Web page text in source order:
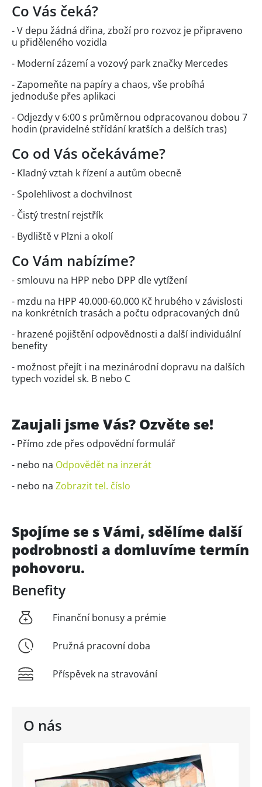
O nás
Co Vás čeká?
- V depu žádná dřina, zboží pro rozvoz je připraveno
u přiděleného vozidla
- Moderní zázemí a vozový park značky Mercedes
- Zapomeňte na papíry a chaos, vše probíhá
jednoduše přes aplikaci
- Odjezdy v 6:00 s průměrnou odpracovanou dobou 7
hodin (pravidelné střídání kratších a delších tras)
Co od Vás očekáváme?
- Kladný vztah k řízení a autům obecně
- Spolehlivost a dochvilnost
- Čistý trestní rejstřík
- Bydliště v Plzni a okolí
Co Vám nabízíme?
- smlouvu na HPP nebo DPP dle vytížení
- mzdu na HPP 40.000-60.000 Kč hrubého v závislosti
na konkrétních trasách a počtu odpracovaných dnů
- hrazené pojištění odpovědnosti a další individuální
benefity
- možnost přejít i na mezinárodní dopravu na dalších
typech vozidel sk. B nebo C
Zaujali jsme Vás? Ozvěte se!
- Přímo zde přes odpovědní formulář
- nebo na Odpovědět na inzerát
- nebo na Zobrazit tel. číslo
Spojíme se s Vámi, sdělíme další
podrobnosti a domluvíme termín
pohovoru.
Benefity
Finanční bonusy a prémie
Pružná pracovní doba
Příspěvek na stravování